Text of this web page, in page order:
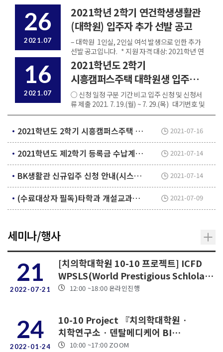
26
2021.07
2021학년 2학기 연건학생생활관
(대학원) 입주자 추가 선발 공고
– 대학원 1인실, 2인실 여석 발생으로 인한 추가
선발 공고입니다. * 지원 자격 대상: 2021학년 연
건캠퍼스 재학(예정)인 일반 대학원생(신입생, 재
학생, 연구생) * 신청 및 서류제출기간:
2021.08.02(월) ~ 2021.08.06(금) 09:00 ~...
16
2021.07
2021학년도 2학기
시흥캠퍼스주택 대학원생 입주자
모집 안내
○ 신청 일정 구분 기간 비고 입주 신청 및 신청서
류 제출 2021. 7. 19.(월) ~ 7. 29.(목) 대기번호 및
입주대상자 발표 2021. 8. 6.(금) 입주서류제출(1
2021학년도 2학기 시흥캠퍼스주택 대학원생 입주자 모집 안내 2021-07-16
2021학년도 제2학기 등록금 수납계획 알림 2021-07-14
BK생활관 신규입주 신청 안내(시스템 신청) 2021-07-14
(수료대상자 필독)타학과 개설교과목 수료학점 인정 승인 신청서 제출 2021-07-09
세미나/행사
21
2022-07-21
[치의학대학원 10-10 프로젝트] ICFD
WPSLS(World Prestigious Schlolar
Lecture Series)
12:00 ~18:00 온라인진행
24
2022-01-24
10-10 Project 『치의학대학원 ·
치학연구소 · 덴탈메디케어 BI
종합학술대회』
10:00 ~17:00 ZOOM